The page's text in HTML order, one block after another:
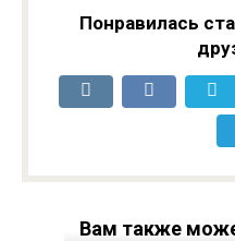
Понравилась
Вам также